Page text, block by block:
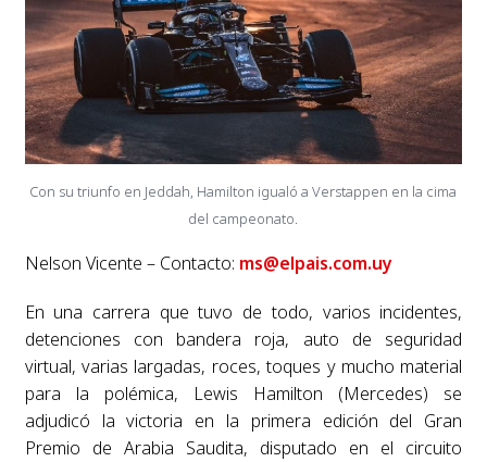
Con su triunfo en Jeddah, Hamilton igualó a Verstappen en la cima
del campeonato.
Nelson Vicente – Contacto: ms@elpais.com.uy
En una carrera que tuvo de todo, varios incidentes,
detenciones con bandera roja, auto de seguridad
virtual, varias largadas, roces, toques y mucho material
para la polémica, Lewis Hamilton (Mercedes) se
adjudicó la victoria en la primera edición del Gran
Premio de Arabia Saudita, disputado en el circuito